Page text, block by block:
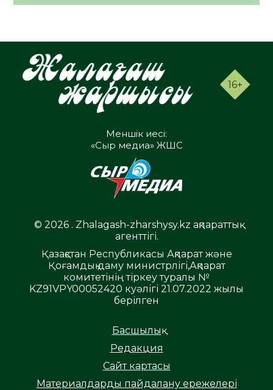
16+
Меншік иесі:
«Сыр медиа» ЖШС
© 2026 . Zhalagash-zharshysy.kz ақпараттық
агенттігі.
Қазақстан Республикасы Ақпарат және
Қоғамдық даму министрлігі,Ақпарат
комитетінің тіркеу туралы №
KZ91VPY00052420 куәлігі 21.07.2022 жылы
берілген
Басшылық
Редакция
Сайт картасы
Материалдарды пайдалану ережелері